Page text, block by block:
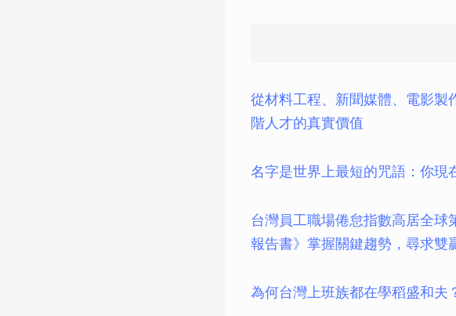
從材料工程、新聞媒體、電影製
階人才的真實價值
名字是世界上最短的咒語：你現
台灣員工職場倦怠指數高居全
報告書》掌握關鍵趨勢，尋求雙
為何台灣上班族都在學稻盛和夫